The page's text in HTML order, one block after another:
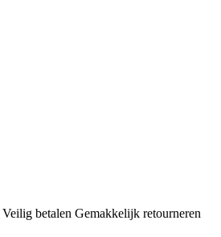
Veilig betalen Gemakkelijk retourneren